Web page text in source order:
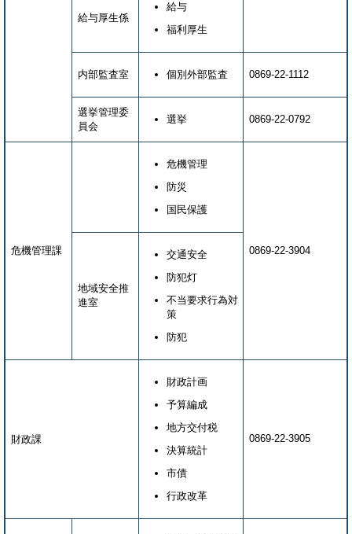
給与厚生係
給与
福利厚生
内部監査室 個別外部監査 0869-22-1112
選挙管理委
員会
選挙 0869-22-0792
危機管理課
危機管理
防災
国民保護
0869-22-3904
地域安全推
進室
交通安全
防犯灯
不当要求行為対
策
防犯
財政課
財政計画
予算編成
地方交付税
決算統計
市債
行政改革
0869-22-3905